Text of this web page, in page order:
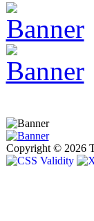
Copyright © 2026